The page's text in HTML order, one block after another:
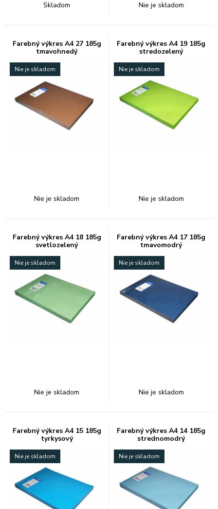
Skladom Nie je skladom
Farebný výkres A4 27 185g
tmavohnedý
Nie je skladom
Nie je skladom
Farebný výkres A4 19 185g
stredozelený
Nie je skladom
Nie je skladom
Farebný výkres A4 18 185g
svetlozelený
Nie je skladom
Nie je skladom
Farebný výkres A4 17 185g
tmavomodrý
Nie je skladom
Nie je skladom
Farebný výkres A4 15 185g
tyrkysový
Nie je skladom
Farebný výkres A4 14 185g
strednomodrý
Nie je skladom